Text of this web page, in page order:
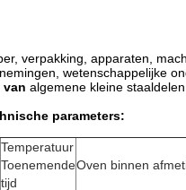
verpakking, apparaten,
wetenschappelijke
van algemene kleine
parameters:
Temperatuur
Toenemende
tijd
Oven binnen